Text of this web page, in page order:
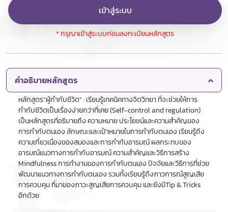
คำอธิบายหลักสูตร
หลักสูตร“ผู้กำกับชีวิต” : เรียนรู้เทคนิคทางจิตวิทยา ที่จะช่วยให้การ
กำกับชีวิตเป็นเรื่องง่ายกว่าที่เคย (Self-control and regulation)
เป็นหลักสูตรที่อธิบายถึง ความหมาย ประโยชน์และความสำคัญของ
การกำกับตนเอง ลักษณะและเป้าหมายในการกำกับตนเอง เรียนรู้ถึง
ความเกี่ยวเนื่องของสมองและการกำกับอารมณ์ ผลกระทบของ
อารมณ์แนวทางการกำกับอารมณ์ ความสำคัญและวิธีการสร้าง
Mindfulness การทำงานของการกำกับตนเอง ปัจจัยและวิธีการที่ช่วย
พัฒนาแนวทางการกำกับตนเอง รวมทั้งเรียนรู้ถึงภาวการณ์สูญเสีย
การควบคุม ที่มาของภาวะสูญเสียการควบคุม และยังมีTip & Tricks
อีกด้วย
เข้าสู่ระบบ
* กรุณาเข้าสู่ระบบก่อนลงทะเบียนหลักสูตร